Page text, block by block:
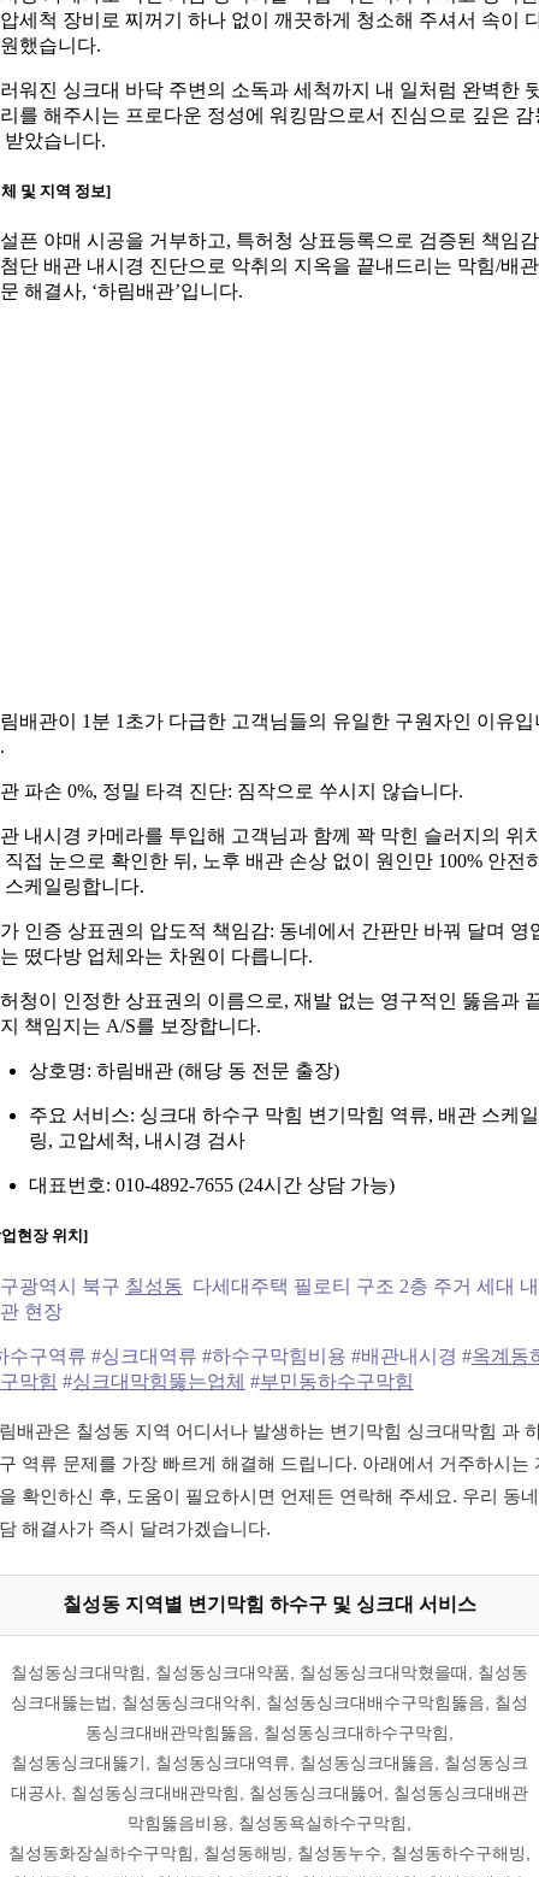
세척 장비로 찌꺼기 하나 없이 깨끗하게 청소해 주셔서 속이
했습니다.
워진 싱크대 바닥 주변의 소독과 세척까지 내 일처럼 완벽한
를 해주시는 프로다운 정성에 워킹맘으로서 진심으로 깊은 감
받았습니다.
및 지역 정보]
픈 야매 시공을 거부하고, 특허청 상표등록으로 검증된 책임
단 배관 내시경 진단으로 악취의 지옥을 끝내드리는 막힘/배관
해결사, ‘하림배관’입니다.
배관이 1분 1초가 다급한 고객님들의 유일한 구원자인 이유입
파손 0%, 정밀 타격 진단: 짐작으로 쑤시지 않습니다.
내시경 카메라를 투입해 고객님과 함께 꽉 막힌 슬러지의 위
직접 눈으로 확인한 뒤, 노후 배관 손상 없이 원인만 100% 안전
스케일링합니다.
인증 상표권의 압도적 책임감: 동네에서 간판만 바꿔 달며 영
떴다방 업체와는 차원이 다릅니다.
청이 인정한 상표권의 이름으로, 재발 없는 영구적인 뚫음과
책임지는 A/S를 보장합니다.
상호명: 하림배관 (해당 동 전문 출장)
주요 서비스: 싱크대 하수구 막힘 변기막힘 역류, 배관 스케일
링, 고압세척, 내시경 검사
대표번호: 010-4892-7655 (24시간 상담 가능)
현장 위치]
광역시 북구 칠성동 다세대주택 필로티 구조 2층 주거 세대
현장
수구역류 #싱크대역류 #하수구막힘비용 #배관내시경 #옥계동
막힘 #싱크대막힘뚫는업체 #부민동하수구막힘
배관은 칠성동 지역 어디서나 발생하는 변기막힘 싱크대막힘 과
역류 문제를 가장 빠르게 해결해 드립니다. 아래에서 거주하시는
확인하신 후, 도움이 필요하시면 언제든 연락해 주세요. 우리 동네
해결사가 즉시 달려가겠습니다.
칠성동 지역별 변기막힘 하수구 및 싱크대 서비스
칠성동싱크대막힘, 칠성동싱크대약품, 칠성동싱크대막혔을때, 칠성동
싱크대뚫는법, 칠성동싱크대악취, 칠성동싱크대배수구막힘뚫음, 칠성
동싱크대배관막힘뚫음, 칠성동싱크대하수구막힘,
칠성동싱크대뚫기, 칠성동싱크대역류, 칠성동싱크대뚫음, 칠성동싱크
대공사, 칠성동싱크대배관막힘, 칠성동싱크대뚫어, 칠성동싱크대배관
막힘뚫음비용, 칠성동욕실하수구막힘,
칠성동화장실하수구막힘, 칠성동해빙, 칠성동누수, 칠성동하수구해빙,